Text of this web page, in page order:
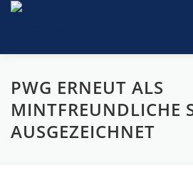
Zum
PWG-GEMEINSCHAFT
BILDUNGSANGEBOTE
PWG ERNEUT ALS
MINTFREUNDLICHE
AUSGEZEICHNET